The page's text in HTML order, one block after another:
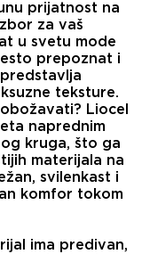
prijatnost na
za vaš
u svetu mode
prepoznat i
teksture.
Liocel
naprednim
kruga, što ga
materijala na
svilenkast i
komfor tokom
ima predivan,